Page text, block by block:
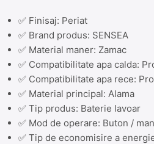
✅ Finisaj: Periat
✅ Brand produs: SENSEA
✅ Material maner: Zamac
✅ Compatibilitate apa calda:
✅ Compatibilitate apa rece:
✅ Material principal: Alama
✅ Tip produs: Baterie lavoar
✅ Mod de operare: Buton /
✅ Tip de economisire a